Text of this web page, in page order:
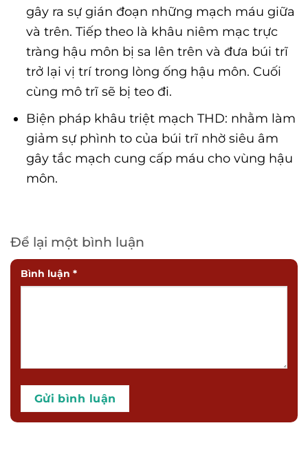
gây ra sự gián đoạn những mạch máu giữa
và trên. Tiếp theo là khâu niêm mạc trực
tràng hậu môn bị sa lên trên và đưa búi trĩ
trở lại vị trí trong lòng ống hậu môn. Cuối
cùng mô trĩ sẽ bị teo đi.
Biện pháp khâu triệt mạch THD: nhằm làm
giảm sự phình to của búi trĩ nhờ siêu âm
gây tắc mạch cung cấp máu cho vùng hậu
môn.
Để lại một bình luận
Bình luận *